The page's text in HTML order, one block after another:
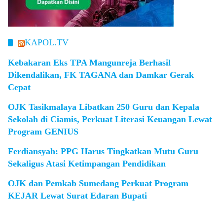
KAPOL.TV
Kebakaran Eks TPA Mangunreja Berhasil
Dikendalikan, FK TAGANA dan Damkar Gerak
Cepat
OJK Tasikmalaya Libatkan 250 Guru dan Kepala
Sekolah di Ciamis, Perkuat Literasi Keuangan Lewat
Program GENIUS
Ferdiansyah: PPG Harus Tingkatkan Mutu Guru
Sekaligus Atasi Ketimpangan Pendidikan
OJK dan Pemkab Sumedang Perkuat Program
KEJAR Lewat Surat Edaran Bupati